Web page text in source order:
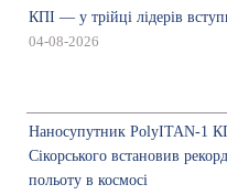
КПІ — у трійці лідерів
04-08-2026
Наносупутник PolyITAN-1
Сікорського встановив
польоту в космосі